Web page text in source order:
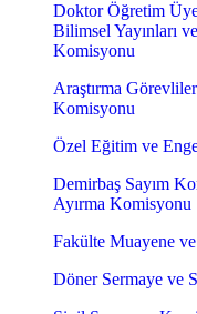
Doktor Öğretim
Bilimsel Yayınları
Komisyonu
Araştırma
Komisyonu
Özel Eğitim ve
Demirbaş Sayım
Ayırma Komisyonu
Fakülte Muayene
Döner Sermaye ve